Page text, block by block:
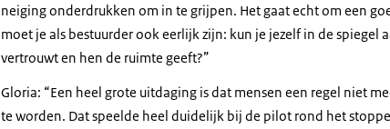
neiging onderdrukken om in te grijpen. Het gaat echt om een
moet je als bestuurder ook eerlijk zijn: kun je jezelf in de spiegel
vertrouwt en hen de ruimte geeft?
Gloria:
Een heel grote uitdaging is dat mensen een regel niet
te worden. Dat speelde heel duidelijk bij de pilot rond het